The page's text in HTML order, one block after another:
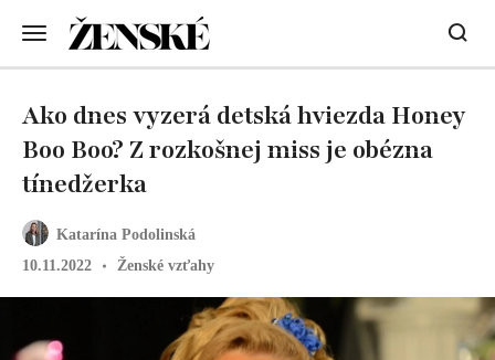
Katarína Podolinská
10.11.2022
Ženské vzťahy
Ako dnes vyzerá detská hviezda Honey
Boo Boo? Z rozkošnej miss je obézna
tínedžerka